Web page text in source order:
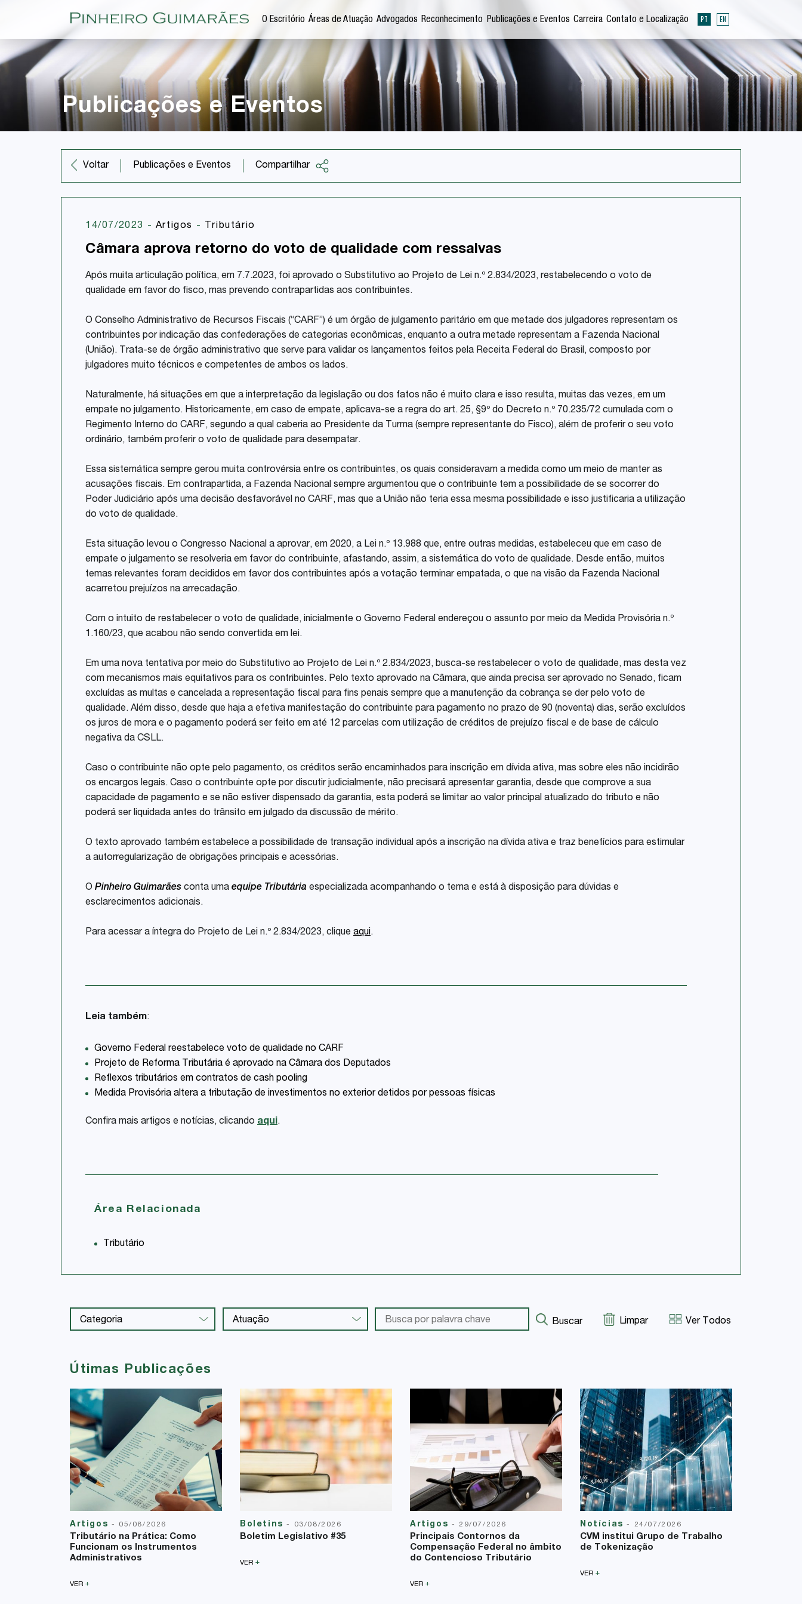
O Escritório Áreas de Atuação Advogados Reconhecimento Publicações e Eventos Carreira Contato e Localização PT EN
Publicações e Eventos
Voltar Publicações e Eventos Compartilhar
Share
14/07/2023 - Artigos - Tributário
Câmara aprova retorno do voto de qualidade com ressalvas
Após muita articulação política, em 7.7.2023, foi aprovado o Substitutivo ao Projeto de Lei n.º 2.834/2023, restabelecendo o voto de
qualidade em favor do fisco, mas prevendo contrapartidas aos contribuintes.
O Conselho Administrativo de Recursos Fiscais (“CARF”) é um órgão de julgamento paritário em que metade dos julgadores representam os
contribuintes por indicação das confederações de categorias econômicas, enquanto a outra metade representam a Fazenda Nacional
(União). Trata-se de órgão administrativo que serve para validar os lançamentos feitos pela Receita Federal do Brasil, composto por
julgadores muito técnicos e competentes de ambos os lados.
Naturalmente, há situações em que a interpretação da legislação ou dos fatos não é muito clara e isso resulta, muitas das vezes, em um
empate no julgamento. Historicamente, em caso de empate, aplicava-se a regra do art. 25, §9º do Decreto n.º 70.235/72 cumulada com o
Regimento Interno do CARF, segundo a qual caberia ao Presidente da Turma (sempre representante do Fisco), além de proferir o seu voto
ordinário, também proferir o voto de qualidade para desempatar.
Essa sistemática sempre gerou muita controvérsia entre os contribuintes, os quais consideravam a medida como um meio de manter as
acusações fiscais. Em contrapartida, a Fazenda Nacional sempre argumentou que o contribuinte tem a possibilidade de se socorrer do
Poder Judiciário após uma decisão desfavorável no CARF, mas que a União não teria essa mesma possibilidade e isso justificaria a utilização
do voto de qualidade.
Esta situação levou o Congresso Nacional a aprovar, em 2020, a Lei n.º 13.988 que, entre outras medidas, estabeleceu que em caso de
empate o julgamento se resolveria em favor do contribuinte, afastando, assim, a sistemática do voto de qualidade. Desde então, muitos
temas relevantes foram decididos em favor dos contribuintes após a votação terminar empatada, o que na visão da Fazenda Nacional
acarretou prejuízos na arrecadação.
Com o intuito de restabelecer o voto de qualidade, inicialmente o Governo Federal endereçou o assunto por meio da Medida Provisória n.º
1.160/23, que acabou não sendo convertida em lei.
Em uma nova tentativa por meio do Substitutivo ao Projeto de Lei n.º 2.834/2023, busca-se restabelecer o voto de qualidade, mas desta vez
com mecanismos mais equitativos para os contribuintes. Pelo texto aprovado na Câmara, que ainda precisa ser aprovado no Senado, ficam
excluídas as multas e cancelada a representação fiscal para fins penais sempre que a manutenção da cobrança se der pelo voto de
qualidade. Além disso, desde que haja a efetiva manifestação do contribuinte para pagamento no prazo de 90 (noventa) dias, serão excluídos
os juros de mora e o pagamento poderá ser feito em até 12 parcelas com utilização de créditos de prejuízo fiscal e de base de cálculo
negativa da CSLL.
Caso o contribuinte não opte pelo pagamento, os créditos serão encaminhados para inscrição em dívida ativa, mas sobre eles não incidirão
os encargos legais. Caso o contribuinte opte por discutir judicialmente, não precisará apresentar garantia, desde que comprove a sua
capacidade de pagamento e se não estiver dispensado da garantia, esta poderá se limitar ao valor principal atualizado do tributo e não
poderá ser liquidada antes do trânsito em julgado da discussão de mérito.
O texto aprovado também estabelece a possibilidade de transação individual após a inscrição na dívida ativa e traz benefícios para estimular
a autorregularização de obrigações principais e acessórias.
O Pinheiro Guimarães conta uma equipe Tributária especializada acompanhando o tema e está à disposição para dúvidas e
esclarecimentos adicionais.
Para acessar a íntegra do Projeto de Lei n.º 2.834/2023, clique aqui.
Leia também:
Governo Federal reestabelece voto de qualidade no CARF
Projeto de Reforma Tributária é aprovado na Câmara dos Deputados
Reflexos tributários em contratos de cash pooling
Medida Provisória altera a tributação de investimentos no exterior detidos por pessoas físicas
Confira mais artigos e notícias, clicando aqui.
Área Relacionada
Tributário
Buscar Limpar Ver Todos
Útimas Publicações
Artigos - 05/08/2026
Tributário na Prática: Como
Funcionam os Instrumentos
Administrativos
VER +
Boletins- 03/08/2026
Boletim Legislativo #35
VER +
Artigos - 29/07/2026
Principais Contornos da
Compensação Federal no âmbito
do Contencioso Tributário
VER +
Notícias- 24/07/2026
CVM institui Grupo de Trabalho
de Tokenização
VER +